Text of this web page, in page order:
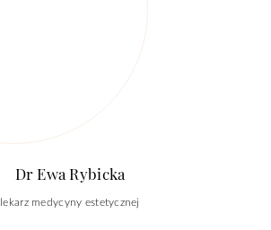
Dr Ewa Rybicka
lekarz medycyny estetycznej